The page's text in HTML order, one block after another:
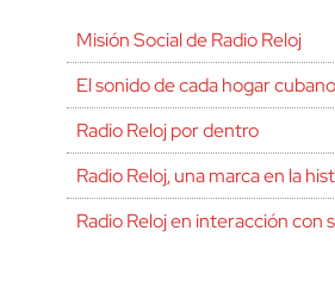
Misión Social de Radio Reloj
El sonido de cada hogar cubano
Radio Reloj por dentro
Radio Reloj, una marca en la
Radio Reloj en interacción con